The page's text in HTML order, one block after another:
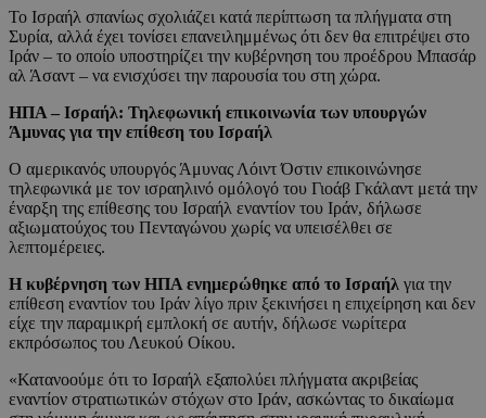
Το Ισραήλ σπανίως σχολιάζει κατά περίπτωση τα πλήγματα στη
Συρία, αλλά έχει τονίσει επανειλημμένως ότι δεν θα επιτρέψει στο
Ιράν – το οποίο υποστηρίζει την κυβέρνηση του προέδρου Μπασάρ
αλ Άσαντ – να ενισχύσει την παρουσία του στη χώρα.
ΗΠΑ – Ισραήλ: Τηλεφωνική επικοινωνία των υπουργών
Άμυνας για την επίθεση του Ισραήλ
Ο αμερικανός υπουργός Άμυνας Λόιντ Όστιν επικοινώνησε
τηλεφωνικά με τον ισραηλινό ομόλογό του Γιοάβ Γκάλαντ μετά την
έναρξη της επίθεσης του Ισραήλ εναντίον του Ιράν, δήλωσε
αξιωματούχος του Πενταγώνου χωρίς να υπεισέλθει σε
λεπτομέρειες.
Η κυβέρνηση των ΗΠΑ ενημερώθηκε από το Ισραήλ για την
επίθεση εναντίον του Ιράν λίγο πριν ξεκινήσει η επιχείρηση και δεν
είχε την παραμικρή εμπλοκή σε αυτήν, δήλωσε νωρίτερα
εκπρόσωπος του Λευκού Οίκου.
«Κατανοούμε ότι το Ισραήλ εξαπολύει πλήγματα ακριβείας
εναντίον στρατιωτικών στόχων στο Ιράν, ασκώντας το δικαίωμα